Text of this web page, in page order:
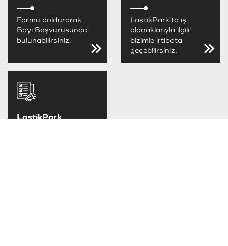
Formu doldurarak
Bayi Başvurusunda
bulunabilirsiniz.
LastikPark'ta iş
olanaklarıyla ilgili
bizimle irtibata
geçebilirsiniz.
LastikPark